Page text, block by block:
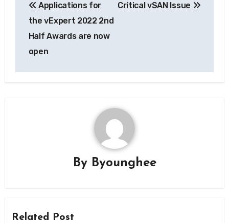
탐
색
Applications for
the vExpert 2022 2nd
Half Awards are now
open
Critical vSAN Issue
By Byounghee
Related Post